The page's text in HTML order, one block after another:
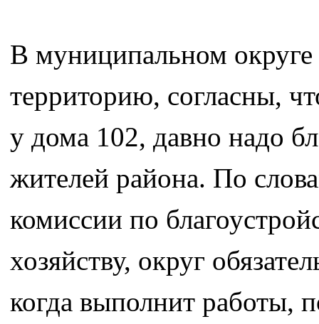
В муниципальном округе
территорию, согласны,
у дома 102, давно надо
жителей района. По
комиссии по
хозяйству, округ
когда выполнит работы,